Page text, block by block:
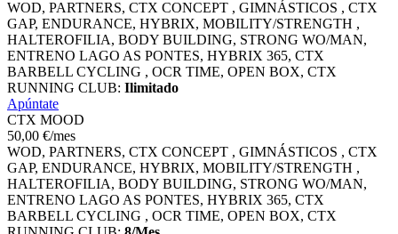
WOD, PARTNERS, CTX CONCEPT , GIMNÁSTICOS , CTX
GAP, ENDURANCE, HYBRIX, MOBILITY/STRENGTH ,
HALTEROFILIA, BODY BUILDING, STRONG WO/MAN,
ENTRENO LAGO AS PONTES, HYBRIX 365, CTX
BARBELL CYCLING , OCR TIME, OPEN BOX, CTX
RUNNING CLUB: Ilimitado
Apúntate
CTX MOOD
50,00 €/mes
WOD, PARTNERS, CTX CONCEPT , GIMNÁSTICOS , CTX
GAP, ENDURANCE, HYBRIX, MOBILITY/STRENGTH ,
HALTEROFILIA, BODY BUILDING, STRONG WO/MAN,
ENTRENO LAGO AS PONTES, HYBRIX 365, CTX
BARBELL CYCLING , OCR TIME, OPEN BOX, CTX